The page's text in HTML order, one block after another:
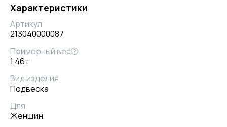
Характеристики
Артикул
213040000087
Примерный вес ?
1.46 г
Вид изделия
Подвеска
Для
Женщин